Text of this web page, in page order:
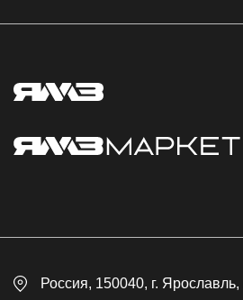
Контакты
Доставка
Россия, 150040, г. Ярославль,